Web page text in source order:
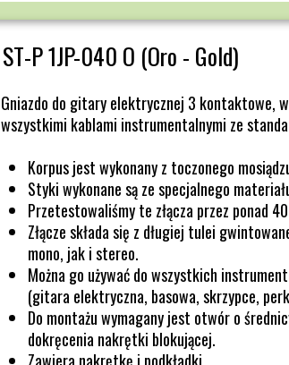
ST-P 1JP-040 O (Oro - Gold)
Gniazdo do gitary elektrycznej 3 kontaktowe,
wszystkimi kablami instrumentalnymi ze
Korpus jest wykonany z toczonego
Styki wykonane są ze specjalnego
Przetestowaliśmy te złącza przez ponad
Złącze składa się z długiej tulei
mono, jak i stereo.
Można go używać do wszystkich
(gitara elektryczna, basowa, skrzypce,
Do montażu wymagany jest otwór o
dokręcenia nakrętki blokującej.